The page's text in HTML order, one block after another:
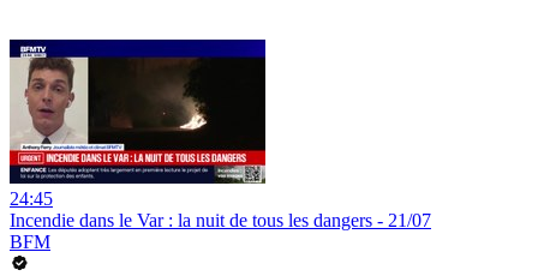
24:45
Incendie dans le Var : la nuit de tous les dangers - 21/07
BFM